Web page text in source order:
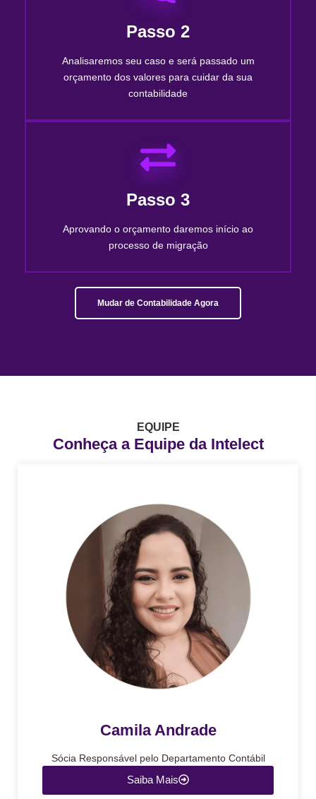
Passo 2
Analisaremos seu caso e será passado um
orçamento dos valores para cuidar da sua
contabilidade
Passo 3
Aprovando o orçamento daremos início ao
processo de migração
Mudar de Contabilidade Agora
EQUIPE
Conheça a Equipe da Intelect
Camila Andrade
Sócia Responsável pelo Departamento Contábil
Saiba Mais